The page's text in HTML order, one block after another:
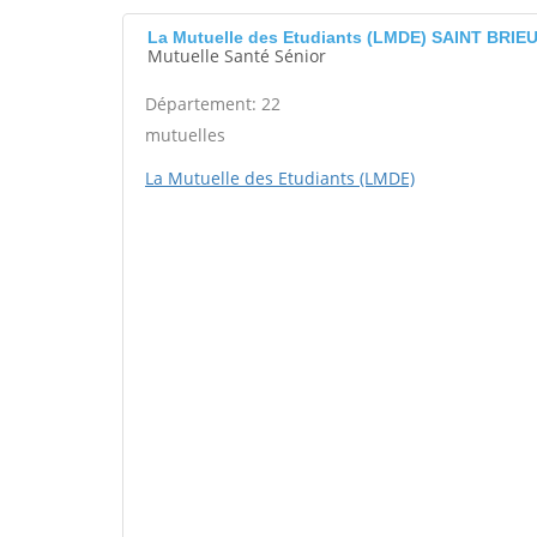
La Mutuelle des Etudiants (LMDE) SAINT
Mutuelle Santé Sénior
Département: 22
mutuelles
La Mutuelle des Etudiants (LMDE)